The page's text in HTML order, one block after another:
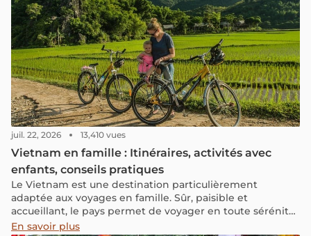
qui vous aide à réussir votre voyage!
juil. 22, 2026 13,410 vues
Vietnam en famille : Itinéraires, activités avec
enfants, conseils pratiques
Le Vietnam est une destination particulièrement
adaptée aux voyages en famille. Sûr, paisible et
accueillant, le pays permet de voyager en toute sérénité,
y compris avec des enfants. Mais au-delà de la sécurité, le
En savoir plus